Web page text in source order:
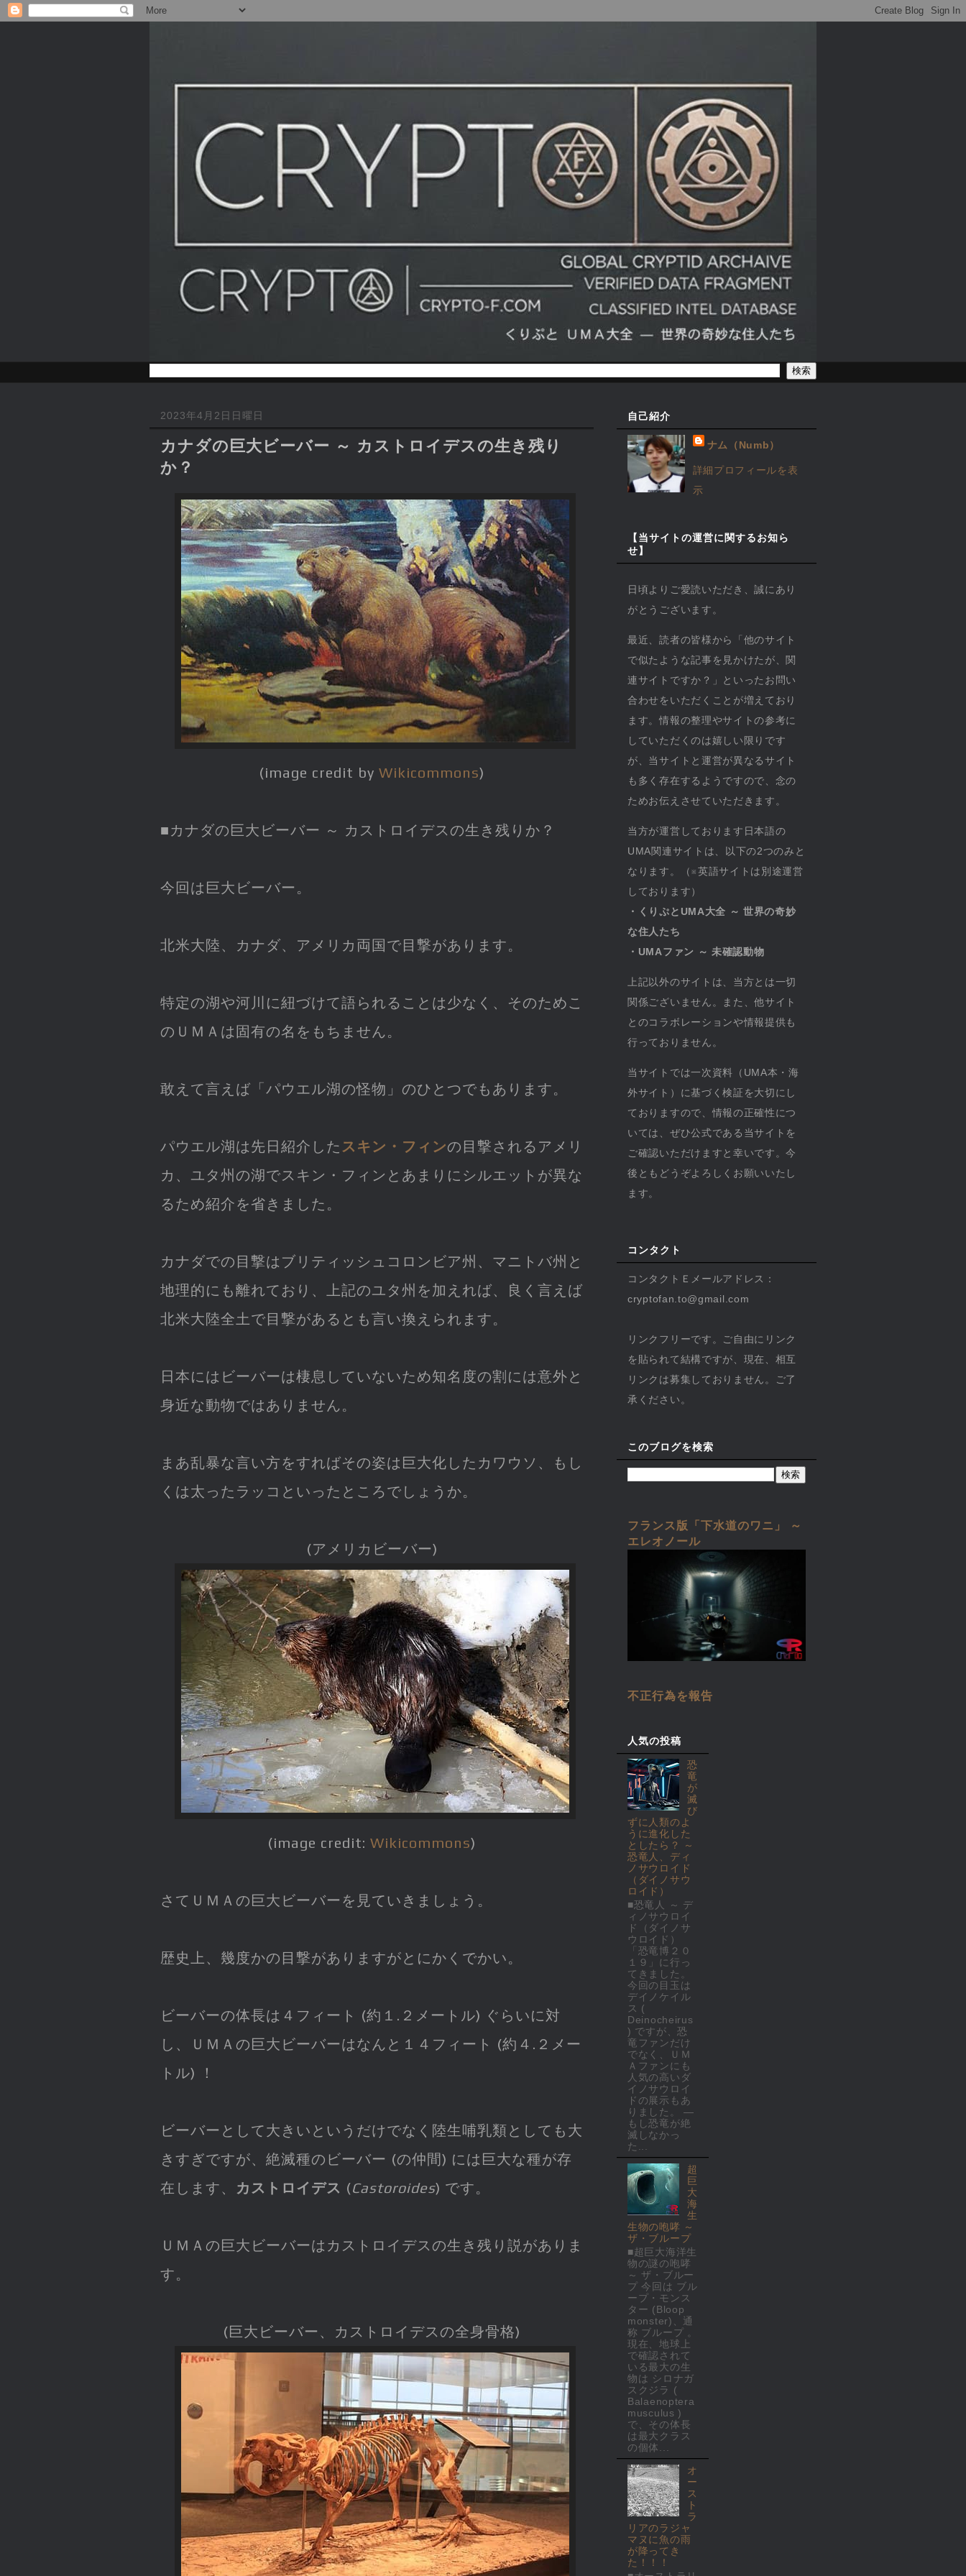
2023年4月2日日曜日
カナダの巨大ビーバー ～ カストロイデスの生き残り
か？
(image credit by Wikicommons)
■カナダの巨大ビーバー ～ カストロイデスの生き残りか？
今回は巨大ビーバー。
北米大陸、カナダ、アメリカ両国で目撃があります。
特定の湖や河川に紐づけて語られることは少なく、そのためこ
のＵＭＡは固有の名をもちません。
敢えて言えば「パウエル湖の怪物」のひとつでもあります。
パウエル湖は先日紹介した スキン・フィンの目撃されるアメリ
カ、ユタ州の湖でスキン・フィンとあまりにシルエットが異な
るため紹介を省きました。
カナダでの目撃はブリティッシュコロンビア州、マニトバ州と
地理的にも離れており、上記のユタ州を加えれば、良く言えば
北米大陸全土で目撃があるとも言い換えられます。
日本にはビーバーは棲息していないため知名度の割には意外と
身近な動物ではありません。
まあ乱暴な言い方をすればその姿は巨大化したカワウソ、もし
くは太ったラッコといったところでしょうか。
(アメリカビーバー)
(image credit: Wikicommons)
さてＵＭＡの巨大ビーバーを見ていきましょう。
歴史上、幾度かの目撃がありますがとにかくでかい。
ビーバーの体長は４フィート (約１.２メートル) ぐらいに対
し、ＵＭＡの巨大ビーバーはなんと１４フィート (約４.２メー
トル) ！
ビーバーとして大きいというだけでなく陸生哺乳類としても大
きすぎですが、絶滅種のビーバー (の仲間) には巨大な種が存
在します、 カストロイデス (Castoroides) です。
ＵＭＡの巨大ビーバーはカストロイデスの生き残り説がありま
す。
(巨大ビーバー、カストロイデスの全身骨格)
自己紹介
ナム（Numb）
詳細プロフィールを表
示
【当サイトの運営に関するお知ら
せ】
日頃よりご愛読いただき、誠にあり
がとうございます。
最近、読者の皆様から「他のサイト
で似たような記事を見かけたが、関
連サイトですか？」といったお問い
合わせをいただくことが増えており
ます。情報の整理やサイトの参考に
していただくのは嬉しい限りです
が、当サイトと運営が異なるサイト
も多く存在するようですので、念の
ためお伝えさせていただきます。
当方が運営しております日本語の
UMA関連サイトは、以下の2つのみと
なります。（※英語サイトは別途運営
しております）
・くりぷとUMA大全 ～ 世界の奇妙
な住人たち
・UMAファン ～ 未確認動物
上記以外のサイトは、当方とは一切
関係ございません。また、他サイト
とのコラボレーションや情報提供も
行っておりません。
当サイトでは一次資料（UMA本・海
外サイト）に基づく検証を大切にし
ておりますので、情報の正確性につ
いては、ぜひ公式である当サイトを
ご確認いただけますと幸いです。今
後ともどうぞよろしくお願いいたし
ます。
コンタクト
コンタクトＥメールアドレス：
cryptofan.to@gmail.com
リンクフリーです。ご自由にリンク
を貼られて結構ですが、現在、相互
リンクは募集しておりません。ご了
承ください。
このブログを検索
フランス版「下水道のワニ」 ～
エレオノール
不正行為を報告
人気の投稿
恐
竜
が
滅
び
ずに人類のよ
うに進化した
としたら？ ～
恐竜人、ディ
ノサウロイド
（ダイノサウ
ロイド）
■恐竜人 ～ デ
ィノサウロイ
ド（ダイノサ
ウロイド）
「恐竜博２０
１９」に行っ
てきました。
今回の目玉は
デイノケイル
ス (
Deinocheirus
) ですが、恐
竜ファンだけ
でなく、ＵＭ
Ａファンにも
人気の高いダ
イノサウロイ
ドの展示もあ
りました。 ―
もし恐竜が絶
滅しなかっ
た...
超
巨
大
海
生
生物の咆哮 ～
ザ・ブループ
■超巨大海洋生
物の謎の咆哮
～ ザ・ブルー
プ 今回は ブル
ープ・モンス
ター (Bloop
monster)、通
称 ブループ 。
現在、地球上
で確認されて
いる最大の生
物は シロナガ
スクジラ (
Balaenoptera
musculus )
で、その体長
は最大クラス
の個体...
オ
ー
ス
ト
ラ
リアのラジャ
マヌに魚の雨
が降ってき
た！！！